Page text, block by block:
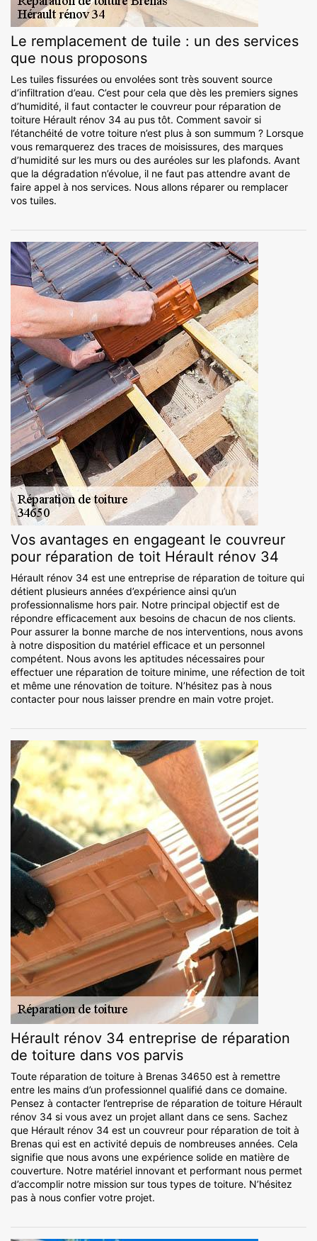
Le remplacement de tuile : un des services
que nous proposons
Les tuiles fissurées ou envolées sont très souvent source
d’infiltration d’eau. C’est pour cela que dès les premiers signes
d’humidité, il faut contacter le couvreur pour réparation de
toiture Hérault rénov 34 au pus tôt. Comment savoir si
l’étanchéité de votre toiture n’est plus à son summum ? Lorsque
vous remarquerez des traces de moisissures, des marques
d’humidité sur les murs ou des auréoles sur les plafonds. Avant
que la dégradation n’évolue, il ne faut pas attendre avant de
faire appel à nos services. Nous allons réparer ou remplacer
vos tuiles.
Vos avantages en engageant le couvreur
pour réparation de toit Hérault rénov 34
Hérault rénov 34 est une entreprise de réparation de toiture qui
détient plusieurs années d’expérience ainsi qu’un
professionnalisme hors pair. Notre principal objectif est de
répondre efficacement aux besoins de chacun de nos clients.
Pour assurer la bonne marche de nos interventions, nous avons
à notre disposition du matériel efficace et un personnel
compétent. Nous avons les aptitudes nécessaires pour
effectuer une réparation de toiture minime, une réfection de toit
et même une rénovation de toiture. N’hésitez pas à nous
contacter pour nous laisser prendre en main votre projet.
Hérault rénov 34 entreprise de réparation
de toiture dans vos parvis
Toute réparation de toiture à Brenas 34650 est à remettre
entre les mains d’un professionnel qualifié dans ce domaine.
Pensez à contacter l’entreprise de réparation de toiture Hérault
rénov 34 si vous avez un projet allant dans ce sens. Sachez
que Hérault rénov 34 est un couvreur pour réparation de toit à
Brenas qui est en activité depuis de nombreuses années. Cela
signifie que nous avons une expérience solide en matière de
couverture. Notre matériel innovant et performant nous permet
d’accomplir notre mission sur tous types de toiture. N’hésitez
pas à nous confier votre projet.